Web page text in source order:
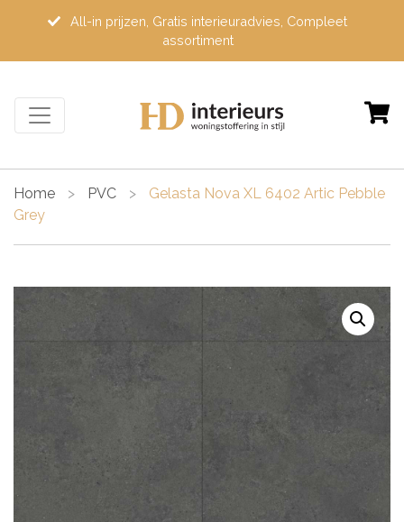
All-in prijzen, Gratis interieuradvies, Compleet
assortiment
Home > PVC >
Gelasta Nova XL 6402 Artic Pebble
Grey